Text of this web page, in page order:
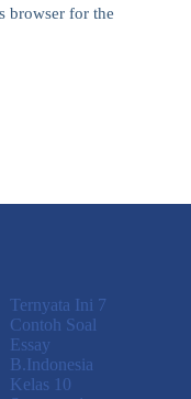
browser for the
Ternyata Ini 7
Contoh Soal
Essay
B.Indonesia
Kelas 10